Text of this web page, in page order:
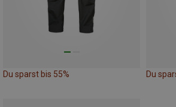
Du sparst bis 55% Du